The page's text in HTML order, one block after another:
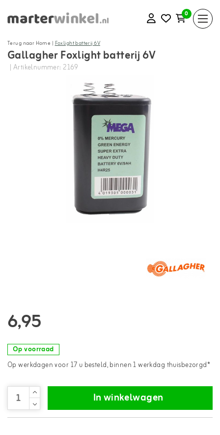
0
Terug naar Home |Foxlight batterij 6V
Gallagher Foxlight batterij 6V
| Artikelnummer: 2169
6,95
Op voorraad
Op werkdagen voor 17 u besteld, binnen 1 werkdag thuisbezorgd*
In winkelwagen